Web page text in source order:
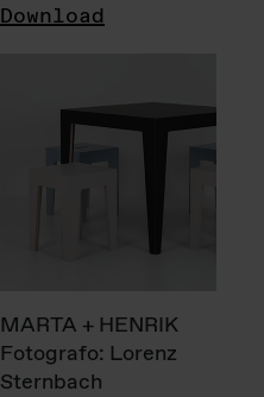
Download
MARTA + HENRIK
Fotografo: Lorenz
Sternbach